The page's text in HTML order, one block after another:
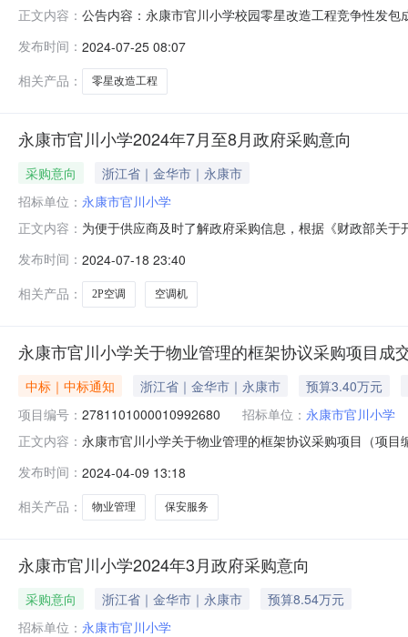
正文内容： 公告内容：永康市官川小学校园零星改造工程竞争性发
质项目负责人资质要求具有注册在投标人单位的二级及
格标准工期30日历天履约保证金5000
发布时间： 2024-07-25 08:07
相关产品：
零星改造工程
永康市官川小学2024年7月至8月政府采购意向
采购意向
浙江省｜金华市｜永康市
招标单位： 永康市官川小学
正文内容： 为便于供应商及时了解政府采购信息，根据《财政部关
业预留落实政府采购政策功能情况联系人吕金耀联系电
发布时间： 2024-07-18 23:40
相关产品：
2P空调 空调机
永康市官川小学关于物业管理的框架协议采购项目成
中标｜中标通知 浙江省｜金华市｜永康市
预算3.40万元
项目编号： 2781101000010992680 招标单位： 永康市官川小学
正文内容： 永康市官川小学关于物业管理的框架协议采购项目（项
34000.02[2024]581号51200.0项目所在行政区划编码
发布时间： 2024-04-09 13:18
相关产品：
物业管理 保安服务
永康市官川小学2024年3月政府采购意向
采购意向 浙江省｜金华市｜永康市
预算8.54万元
招标单位： 永康市官川小学